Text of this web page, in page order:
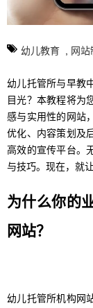
幼儿教育 网站
幼儿托管所与早教
目光？本教程将为
感与实用性的网站
优化、内容策划及
高效的宣传平台。
与技巧。现在，就
为什么你的
网站？
幼儿托管所机构网